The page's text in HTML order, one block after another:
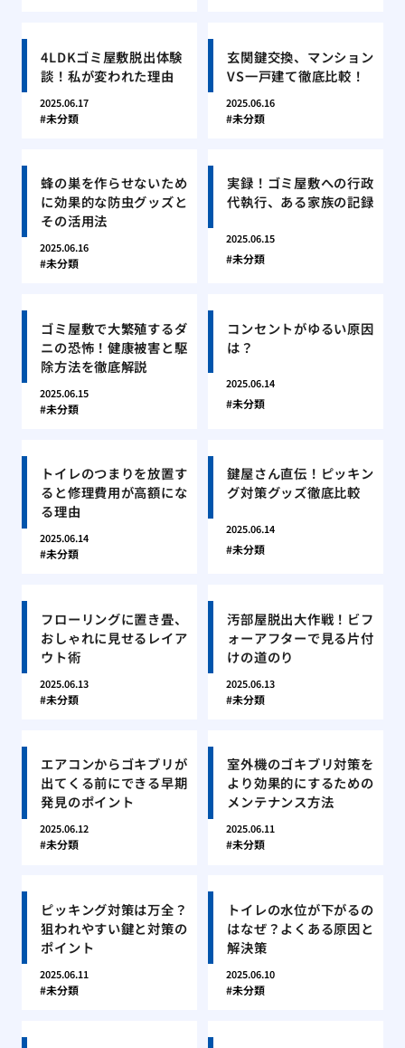
4LDKゴミ屋敷脱出体験
談！私が変われた理由
2025.06.17
未分類
玄関鍵交換、マンション
VS一戸建て徹底比較！
2025.06.16
未分類
蜂の巣を作らせないため
に効果的な防虫グッズと
その活用法
2025.06.16
未分類
実録！ゴミ屋敷への行政
代執行、ある家族の記録
2025.06.15
未分類
ゴミ屋敷で大繁殖するダ
ニの恐怖！健康被害と駆
除方法を徹底解説
2025.06.15
未分類
コンセントがゆるい原因
は？
2025.06.14
未分類
トイレのつまりを放置す
ると修理費用が高額にな
る理由
2025.06.14
未分類
鍵屋さん直伝！ピッキン
グ対策グッズ徹底比較
2025.06.14
未分類
フローリングに置き畳、
おしゃれに見せるレイア
ウト術
2025.06.13
未分類
汚部屋脱出大作戦！ビフ
ォーアフターで見る片付
けの道のり
2025.06.13
未分類
エアコンからゴキブリが
出てくる前にできる早期
発見のポイント
2025.06.12
未分類
室外機のゴキブリ対策を
より効果的にするための
メンテナンス方法
2025.06.11
未分類
ピッキング対策は万全？
狙われやすい鍵と対策の
ポイント
2025.06.11
未分類
トイレの水位が下がるの
はなぜ？よくある原因と
解決策
2025.06.10
未分類